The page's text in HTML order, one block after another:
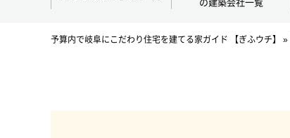
予算内で岐阜にこだわり住宅を建てる家ガイド 【ぎふウチ】 »